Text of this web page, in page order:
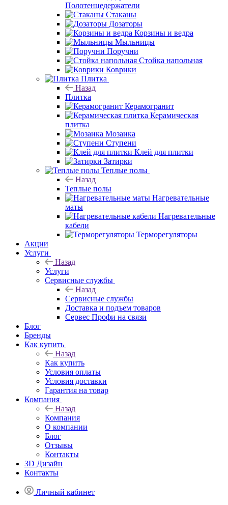
Полотенцедержатели
Стаканы
Дозаторы
Корзины и ведра
Мыльницы
Поручни
Стойка напольная
Коврики
Плитка
Назад
Плитка
Керамогранит
Керамическая
плитка
Мозаика
Ступени
Клей для плитки
Затирки
Теплые полы
Назад
Теплые полы
Нагревательные
маты
Нагревательные
кабели
Терморегуляторы
Акции
Услуги
Назад
Услуги
Сервисные службы
Назад
Сервисные службы
Доставка и подъем товаров
Сервес Профи на связи
Блог
Бренды
Как купить
Назад
Как купить
Условия оплаты
Условия доставки
Гарантия на товар
Компания
Назад
Компания
О компании
Блог
Отзывы
Контакты
3D Дизайн
Контакты
Личный кабинет